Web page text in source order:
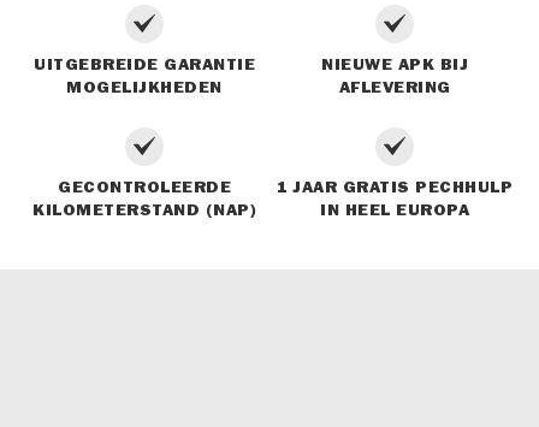
UITGEBREIDE GARANTIE
MOGELIJKHEDEN
NIEUWE APK BIJ
AFLEVERING
GECONTROLEERDE
KILOMETERSTAND (NAP)
1 JAAR GRATIS PECHHULP
IN HEEL EUROPA